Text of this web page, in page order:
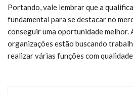
Portando, vale lembrar que a
fundamental para se destacar no
conseguir uma oportunidade melhor.
organizações estão buscando
realizar várias funções com